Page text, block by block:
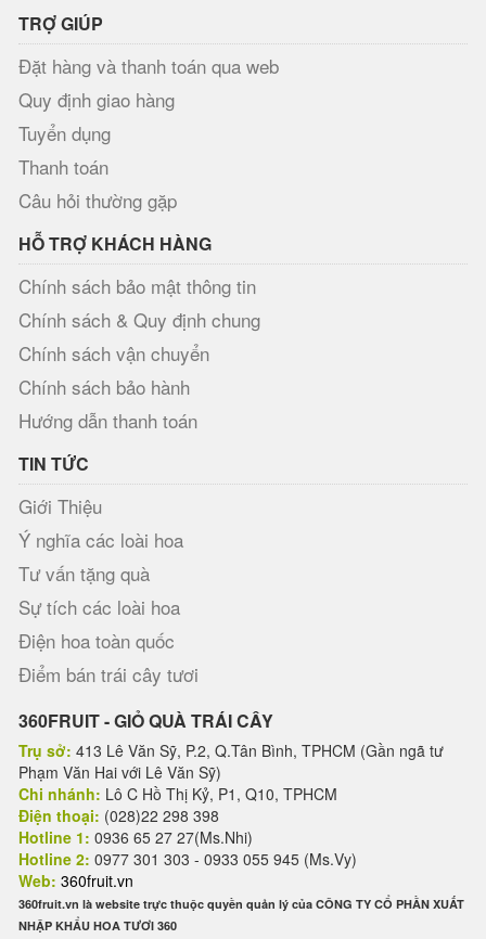
TRỢ GIÚP
Đặt hàng và thanh toán qua web
Quy định giao hàng
Tuyển dụng
Thanh toán
Câu hỏi thường gặp
HỖ TRỢ KHÁCH HÀNG
Chính sách bảo mật thông tin
Chính sách & Quy định chung
Chính sách vận chuyển
Chính sách bảo hành
Hướng dẫn thanh toán
TIN TỨC
Giới Thiệu
Ý nghĩa các loài hoa
Tư vấn tặng quà
Sự tích các loài hoa
Điện hoa toàn quốc
Điểm bán trái cây tươi
360FRUIT - GIỎ QUÀ TRÁI CÂY
Trụ sở: 413 Lê Văn Sỹ, P.2, Q.Tân Bình, TPHCM (Gần ngã tư
Phạm Văn Hai với Lê Văn Sỹ)
Chi nhánh: Lô C Hồ Thị Kỷ, P1, Q10, TPHCM
Điện thoại: (028)22 298 398
Hotline 1: 0936 65 27 27(Ms.Nhi)
Hotline 2: 0977 301 303 - 0933 055 945 (Ms.Vy)
Web: 360fruit.vn
360fruit.vn là website trực thuộc quyền quản lý của CÔNG TY CỔ PHẦN XUẤT
NHẬP KHẨU HOA TƯƠI 360